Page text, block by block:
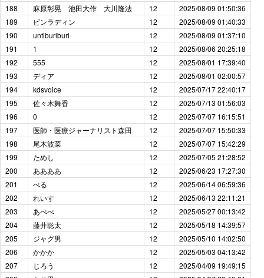
188
麻原彰晃 池田大作 大川隆法 12
2025/08/09 01:50:36
189
ビンラディン 12
2025/08/09 01:40:33
190
untiburiburi 12
2025/08/09 01:37:10
191
1 12
2025/08/06 20:25:18
192
555 12
2025/08/01 17:39:40
193
ディア 12
2025/08/01 02:00:57
194
kdsvoice 12
2025/07/17 22:40:17
195
佐々木舞香 12
2025/07/13 01:56:03
196
0 12
2025/07/07 16:15:51
197
医師・医療ジャーナリスト森田 12
2025/07/07 15:50:33
198
尾木波菜 12
2025/07/07 15:42:29
199
ためし 12
2025/07/05 21:28:52
200
ああああ 12
2025/06/23 17:27:30
201
べる 12
2025/06/14 06:59:36
202
れいす 12
2025/06/13 22:11:21
203
あべべ 12
2025/05/27 00:13:42
204
藤井聡太 12
2025/05/18 14:39:57
205
ジャグ男 12
2025/05/10 14:02:50
206
かかか 12
2025/05/03 04:13:42
207
じろう 12
2025/04/09 19:49:15